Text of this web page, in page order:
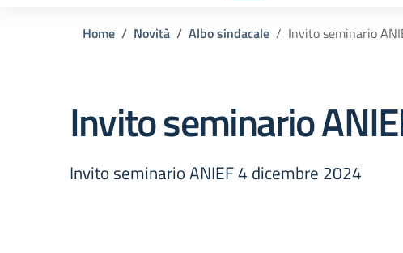
Home Novità Albo sindacale Invito seminario
Invito seminario
Invito seminario ANIEF 4 dicembre 2024